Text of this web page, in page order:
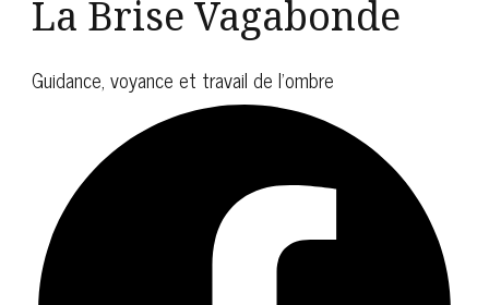
La Brise Vagabonde
Guidance, voyance et travail de l'ombre